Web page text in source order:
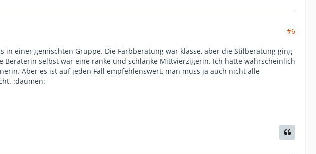
#6
in einer gemischten Gruppe. Die Farbberatung war klasse, aber die Stilberatung ging
Beraterin selbst war eine ranke und schlanke Mittvierzigerin. Ich hatte wahrscheinlich
Aber es ist auf jeden Fall empfehlenswert, man muss ja auch nicht alle
:daumen: